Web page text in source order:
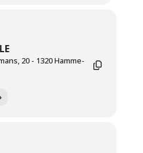
20 - 1320 Hamme-